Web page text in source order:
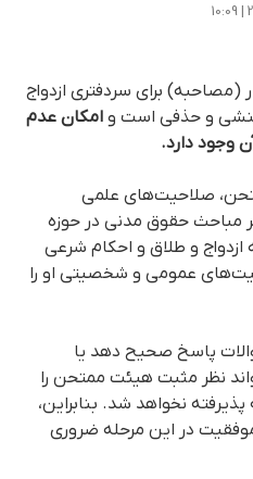
(مصاحبه) برای سردفتری ازدواج
و حذفی است و امکان عدم
وجود دارد.
صلاحیت‌های علمی
مباحث حقوق مدنی در حوزه
ازدواج و طلاق و احکام شرعی
عمومی و شخصیتی او را
پاسخ صحیح دهد یا
نظر مثبت هیئت ممتحن را
نخواهد شد. بنابراین،
در این مرحله ضروری